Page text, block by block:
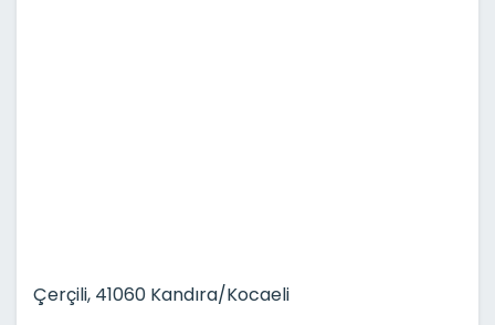
Çerçili, 41060 Kandıra/Kocaeli